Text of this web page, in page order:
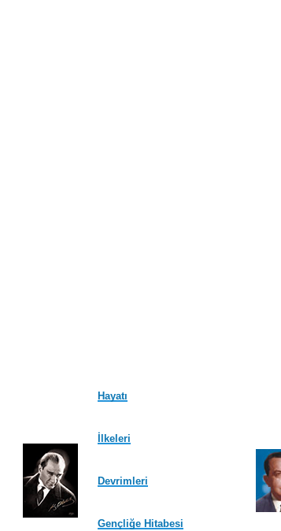
Hayatı
İlkeleri
Devrimleri
Gençliğe Hitabesi